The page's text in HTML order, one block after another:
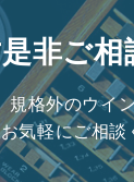
非ご相
格外のウイ
気軽にご相談